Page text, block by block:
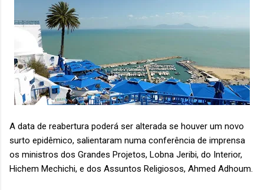
A data de reabertura poderá ser alterada se houver um novo
surto epidêmico, salientaram numa conferência de imprensa
os ministros dos Grandes Projetos, Lobna Jeribi, do Interior,
Hichem Mechichi, e dos Assuntos Religiosos, Ahmed Adhoum.